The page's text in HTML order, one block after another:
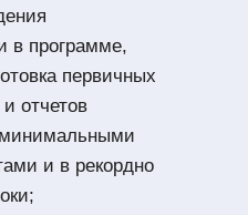
в программе,
первичных
отчетов
и в рекордно